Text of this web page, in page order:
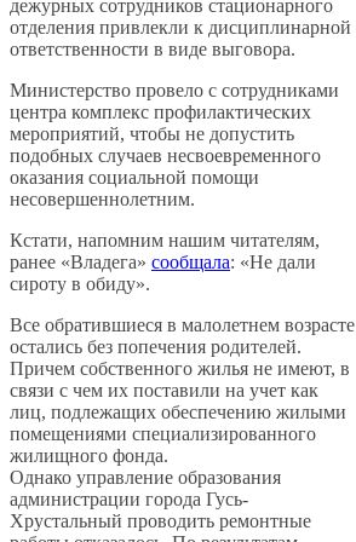
дежурных сотрудников стационарного
отделения привлекли к дисциплинарной
ответственности в виде выговора.
Министерство провело с сотрудниками
центра комплекс профилактических
мероприятий, чтобы не допустить
подобных случаев несвоевременного
оказания социальной помощи
несовершеннолетним.
Кстати, напомним нашим читателям,
ранее «Владега» сообщала: «Не дали
сироту в обиду».
Все обратившиеся в малолетнем возрасте
остались без попечения родителей.
Причем собственного жилья не имеют, в
связи с чем их поставили на учет как
лиц, подлежащих обеспечению жилыми
помещениями специализированного
жилищного фонда.
Однако управление образования
администрации города Гусь-
Хрустальный проводить ремонтные